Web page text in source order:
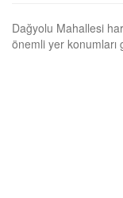
Dağyolu Mahallesi
önemli yer konumları